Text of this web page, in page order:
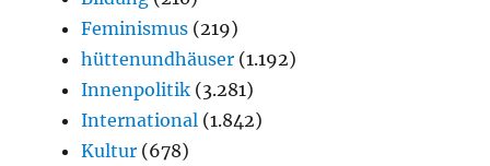
Feminismus (219)
hüttenundhäuser (1.192)
Innenpolitik (3.281)
International (1.842)
Kultur (678)